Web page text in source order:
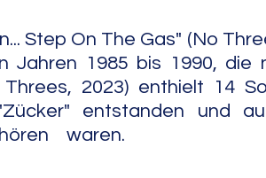
Step On The Gas" (No
Jahren 1985 bis 1990, die
2023) enthielt 14
entstanden und
zu hören